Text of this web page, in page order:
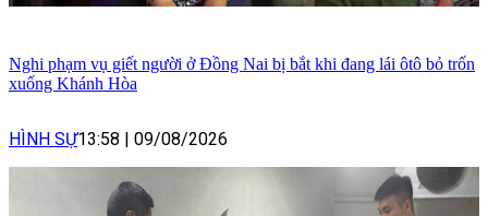
Nghi phạm vụ giết người ở Đồng Nai bị bắt khi đang lái ôtô bỏ trốn
xuống Khánh Hòa
HÌNH SỰ13:58 09/08/2026